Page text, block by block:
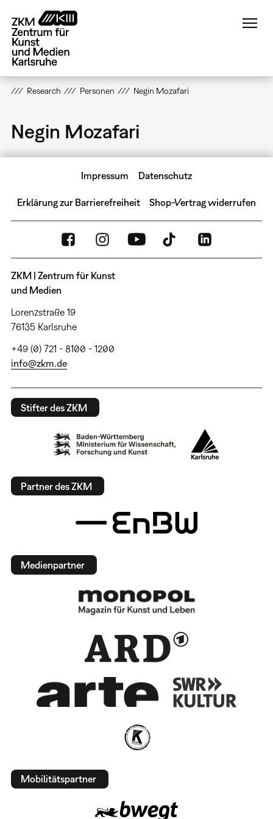
zum
Inhalt
Research Personen Negin Mozafari
Negin Mozafari
Impressum Datenschutz
Erklärung zur Barrierefreiheit Shop-Vertrag widerrufen
ZKM | Zentrum für Kunst
und Medien
Lorenzstraße 19
76135 Karlsruhe
+49 (0) 721 - 8100 - 1200
info@zkm.de
Stifter des ZKM
Partner des ZKM
Medienpartner
Mobilitätspartner